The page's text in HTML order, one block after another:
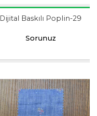
Dijital Baskılı Poplin-29
Sorunuz